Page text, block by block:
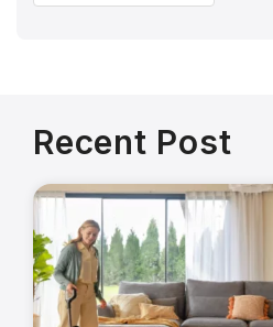
Recent Post